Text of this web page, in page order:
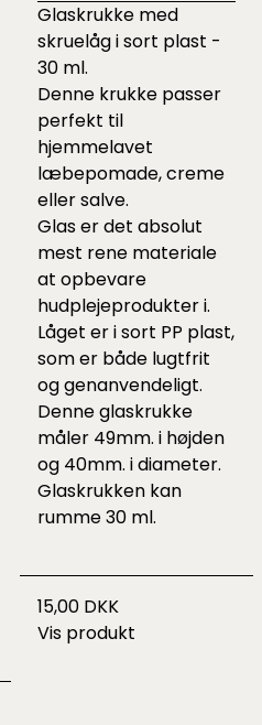
Glaskrukke med
skruelåg i sort plast -
30 ml.
Denne krukke passer
perfekt til
hjemmelavet
læbepomade, creme
eller salve.
Glas er det absolut
mest rene materiale
at opbevare
hudplejeprodukter i.
Låget er i sort PP plast,
som er både lugtfrit
og genanvendeligt.
Denne glaskrukke
måler 49mm. i højden
og 40mm. i diameter.
Glaskrukken kan
rumme 30 ml.
15,00 DKK
Vis produkt